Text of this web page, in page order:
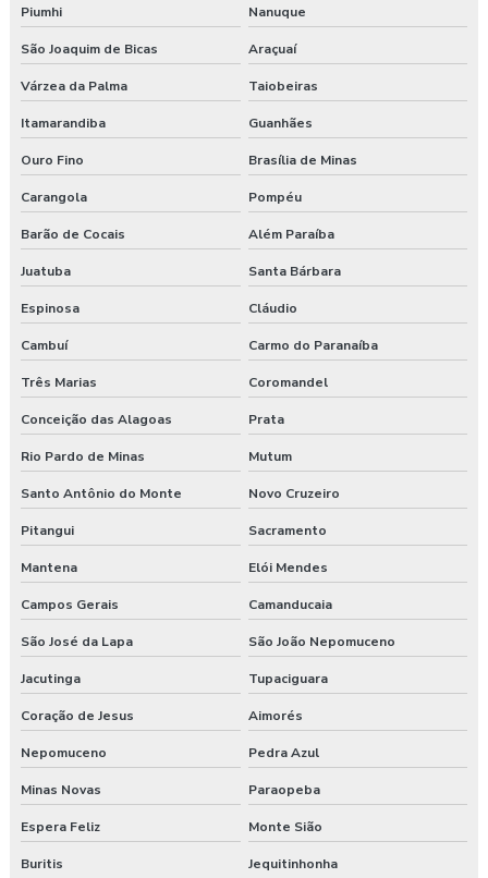
Plano de atendimento a emergência
Programa de gerenciamento de riscos
Programa de gerenciamento de riscos ambientais
Programa de gerenciamento de riscos no trabalho rural
Programa de gerenciamento de riscos no trabalho rural pgr
Programa de gerenciamento de riscos nr
Programa de gerenciamento de riscos nr 1
Programa de gerenciamento de riscos ocupacionais
Programa de gerenciamento de riscos segurança do trabalho
Programa pgr
Programa de prevenção de riscos ergonômicos
Programas de segurança do trabalho na construção civil
Proposta de consultoria segurança do trabalho
Segurança e medicina do trabalho
Serviço de higiene e segurança no trabalho
Serviços de consultoria em segurança do trabalho
Treinamento de epi nr 6
Piumhi Nanuque
São Joaquim de Bicas Araçuaí
Várzea da Palma Taiobeiras
Itamarandiba Guanhães
Ouro Fino Brasília de Minas
Carangola Pompéu
Barão de Cocais Além Paraíba
Juatuba Santa Bárbara
Espinosa Cláudio
Cambuí Carmo do Paranaíba
Três Marias Coromandel
Conceição das Alagoas Prata
Rio Pardo de Minas Mutum
Santo Antônio do Monte Novo Cruzeiro
Pitangui Sacramento
Mantena Elói Mendes
Campos Gerais Camanducaia
São José da Lapa São João Nepomuceno
Jacutinga Tupaciguara
Coração de Jesus Aimorés
Nepomuceno Pedra Azul
Minas Novas Paraopeba
Espera Feliz Monte Sião
Buritis Jequitinhonha